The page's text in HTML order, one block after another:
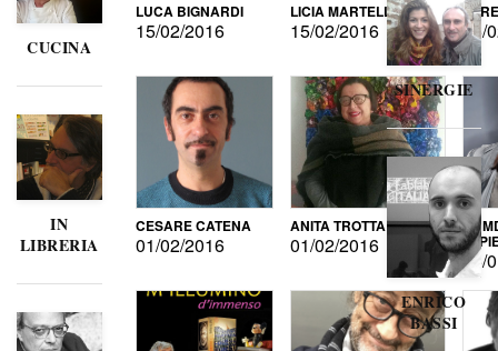
CUCINA
IN
LIBRERIA
LUCA BIGNARDI
15/02/2016
LICIA MARTELLI
15/02/2016 15/
CESARE CATENA
01/02/2016
ANITA TROTTA
01/02/2016 DI
15/
SINERGIE
ENRICO
BASSI